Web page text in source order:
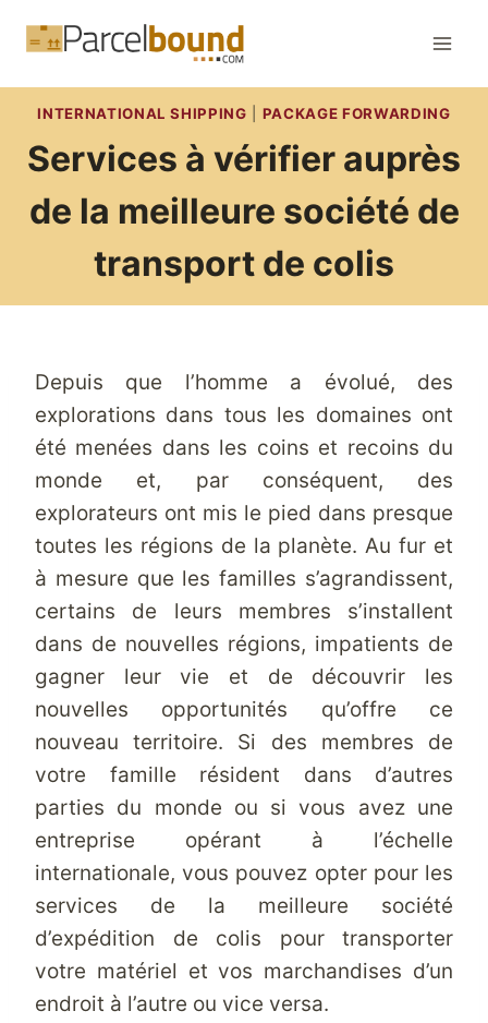
INTERNATIONAL SHIPPING PACKAGE FORWARDING
Services à vérifier auprès
de la meilleure société de
transport de colis
Depuis que l’homme a évolué, des
explorations dans tous les domaines ont
été menées dans les coins et recoins du
monde et, par conséquent, des
explorateurs ont mis le pied dans presque
toutes les régions de la planète. Au fur et
à mesure que les familles s’agrandissent,
certains de leurs membres s’installent
dans de nouvelles régions, impatients de
gagner leur vie et de découvrir les
nouvelles opportunités qu’offre ce
nouveau territoire. Si des membres de
votre famille résident dans d’autres
parties du monde ou si vous avez une
entreprise opérant à l’échelle
internationale, vous pouvez opter pour les
services de la meilleure société
d’expédition de colis pour transporter
votre matériel et vos marchandises d’un
endroit à l’autre ou vice versa.